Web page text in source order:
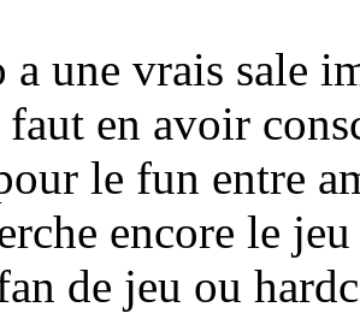
une vrais sale
faut en avoir
le fun entre
encore le
de jeu ou